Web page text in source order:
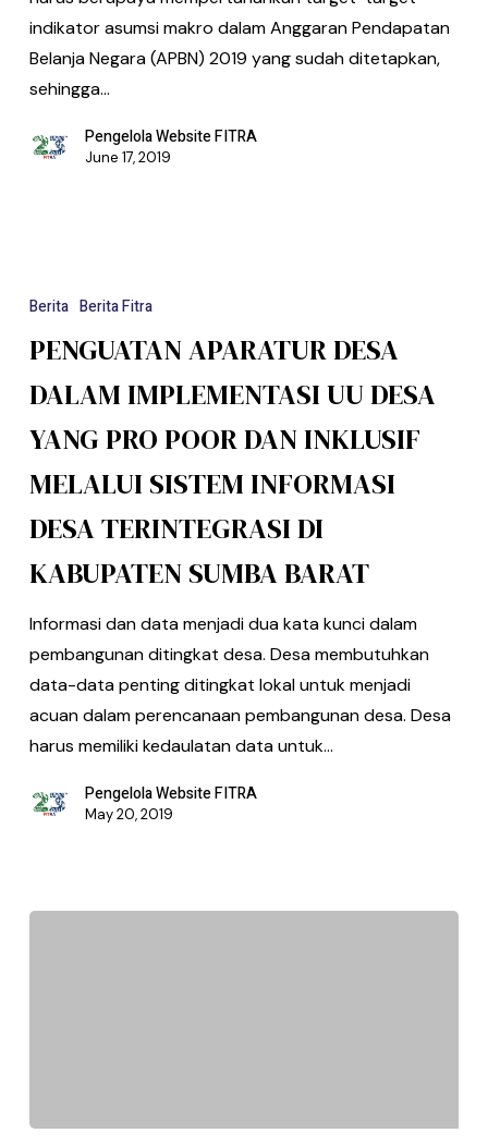
indikator asumsi makro dalam Anggaran Pendapatan
Belanja Negara (APBN) 2019 yang sudah ditetapkan,
sehingga…
Pengelola Website FITRA
June 17, 2019
Berita Berita Fitra
PENGUATAN APARATUR DESA
DALAM IMPLEMENTASI UU DESA
YANG PRO POOR DAN INKLUSIF
MELALUI SISTEM INFORMASI
DESA TERINTEGRASI DI
KABUPATEN SUMBA BARAT
Informasi dan data menjadi dua kata kunci dalam
pembangunan ditingkat desa. Desa membutuhkan
data-data penting ditingkat lokal untuk menjadi
acuan dalam perencanaan pembangunan desa. Desa
harus memiliki kedaulatan data untuk…
Pengelola Website FITRA
May 20, 2019